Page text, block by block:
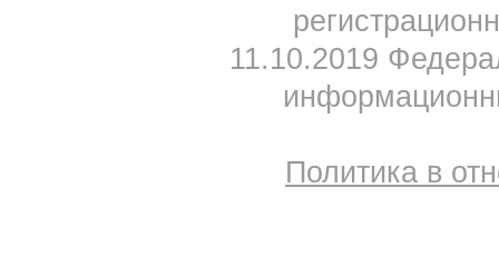
11.10.2019
Политика в